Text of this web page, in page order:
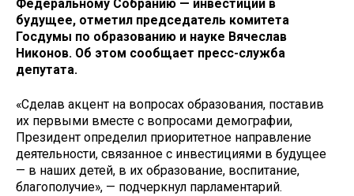
Федеральному Собранию — инвестиции в
будущее, отметил председатель комитета
Госдумы по образованию и науке Вячеслав
Никонов. Об этом сообщает пресс-служба
депутата.
«Сделав акцент на вопросах образования, поставив
их первыми вместе с вопросами демографии,
Президент определил приоритетное направление
деятельности, связанное с инвестициями в будущее
— в наших детей, в их образование, воспитание,
благополучие», — подчеркнул парламентарий.